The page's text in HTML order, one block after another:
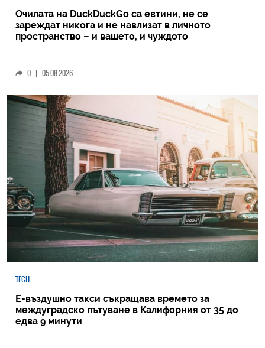
Очилата на DuckDuckGo са евтини, не се
зареждат никога и не навлизат в личното
пространство – и вашето, и чуждото
0 | 05.08.2026
TECH
Е-въздушно такси съкращава времето за
междуградско пътуване в Калифорния от 35 до
едва 9 минути